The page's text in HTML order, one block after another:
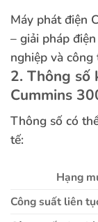
Máy phát điện
– giải pháp
nghiệp và
2. Thông số
Cummins
Thông số có
tế:
Hạng
Công suất liên